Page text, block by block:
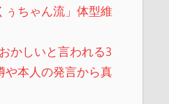
ぅちゃん流」体型維
かしいと言われる3
や本人の発言から真